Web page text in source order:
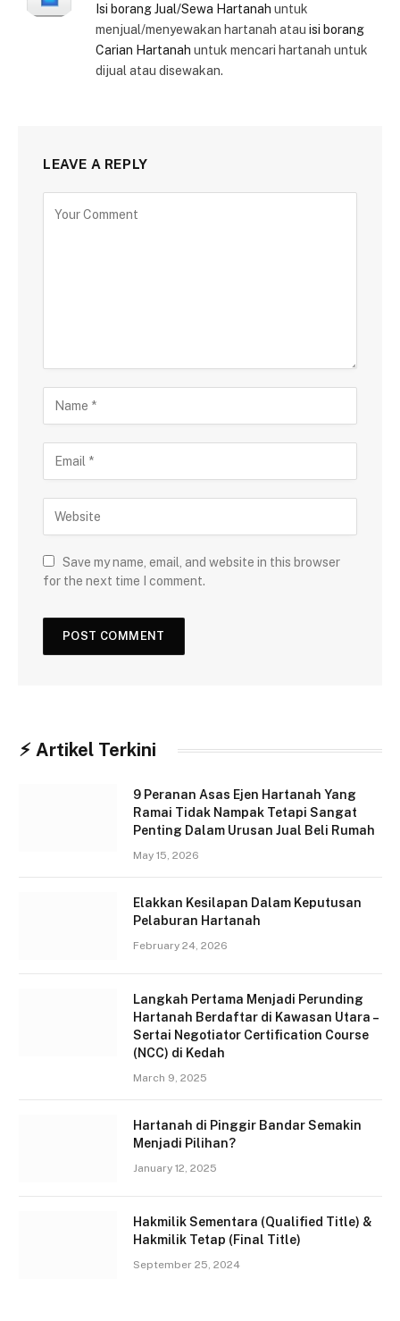
Isi borang Jual/Sewa Hartanah untuk
menjual/menyewakan hartanah atau isi borang
Carian Hartanah untuk mencari hartanah untuk
dijual atau disewakan.
LEAVE A REPLY
Save my name, email, and website in this browser
for the next time I comment.
⚡︎ Artikel Terkini
9 Peranan Asas Ejen Hartanah Yang
Ramai Tidak Nampak Tetapi Sangat
Penting Dalam Urusan Jual Beli Rumah
May 15, 2026
Elakkan Kesilapan Dalam Keputusan
Pelaburan Hartanah
February 24, 2026
Langkah Pertama Menjadi Perunding
Hartanah Berdaftar di Kawasan Utara –
Sertai Negotiator Certification Course
(NCC) di Kedah
March 9, 2025
Hartanah di Pinggir Bandar Semakin
Menjadi Pilihan?
January 12, 2025
Hakmilik Sementara (Qualified Title) &
Hakmilik Tetap (Final Title)
September 25, 2024